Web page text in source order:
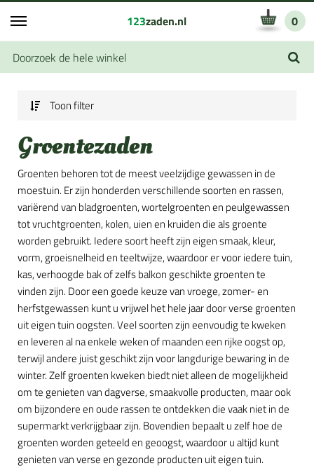
123zaden.nl 0
Toon filter
Groentezaden
Groenten behoren tot de meest veelzijdige gewassen in de
moestuin. Er zijn honderden verschillende soorten en rassen,
variërend van bladgroenten, wortelgroenten en peulgewassen
tot vruchtgroenten, kolen, uien en kruiden die als groente
worden gebruikt. Iedere soort heeft zijn eigen smaak, kleur,
vorm, groeisnelheid en teeltwijze, waardoor er voor iedere tuin,
kas, verhoogde bak of zelfs balkon geschikte groenten te
vinden zijn. Door een goede keuze van vroege, zomer- en
herfstgewassen kunt u vrijwel het hele jaar door verse groenten
uit eigen tuin oogsten. Veel soorten zijn eenvoudig te kweken
en leveren al na enkele weken of maanden een rijke oogst op,
terwijl andere juist geschikt zijn voor langdurige bewaring in de
winter. Zelf groenten kweken biedt niet alleen de mogelijkheid
om te genieten van dagverse, smaakvolle producten, maar ook
om bijzondere en oude rassen te ontdekken die vaak niet in de
supermarkt verkrijgbaar zijn. Bovendien bepaalt u zelf hoe de
groenten worden geteeld en geoogst, waardoor u altijd kunt
genieten van verse en gezonde producten uit eigen tuin.